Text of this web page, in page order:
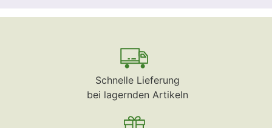
Schnelle Lieferung
bei lagernden Artikeln